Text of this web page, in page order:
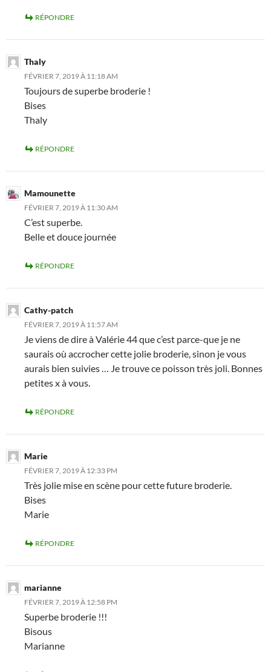
RÉPONDRE
Thaly
FÉVRIER 7, 2019 À 11:18 AM
Toujours de superbe broderie !
Bises
Thaly
RÉPONDRE
Mamounette
FÉVRIER 7, 2019 À 11:30 AM
C’est superbe.
Belle et douce journée
RÉPONDRE
Cathy-patch
FÉVRIER 7, 2019 À 11:57 AM
Je viens de dire à Valérie 44 que c’est parce-que je ne
saurais où accrocher cette jolie broderie, sinon je vous
aurais bien suivies … Je trouve ce poisson très joli. Bonnes
petites x à vous.
RÉPONDRE
Marie
FÉVRIER 7, 2019 À 12:33 PM
Très jolie mise en scène pour cette future broderie.
Bises
Marie
RÉPONDRE
marianne
FÉVRIER 7, 2019 À 12:58 PM
Superbe broderie !!!
Bisous
Marianne